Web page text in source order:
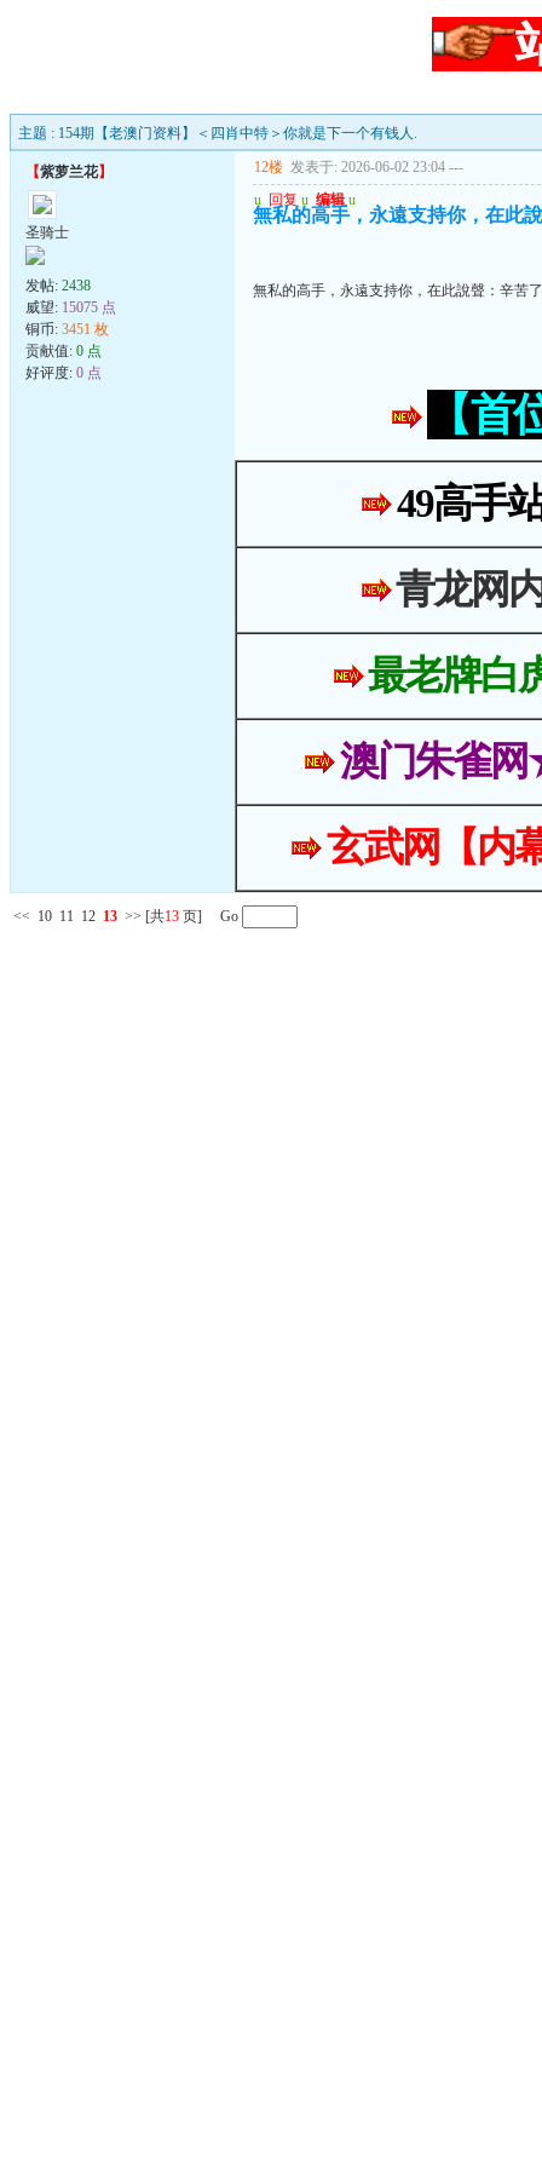
主题 : 154期【老澳门资料】＜四肖中特＞你就是下一个有钱人.
【紫萝兰花】
圣骑士
发帖: 2438
威望: 15075 点
铜币: 3451 枚
贡献值: 0 点
好评度: 0 点
12楼 发表于: 2026-06-02 23:04 ---
u 回复 u 编辑 u
無私的高手，永遠支持你，在此
無私的高手，永遠支持你，在此說聲：辛苦了
【
49高手
青龙网
最老牌白
澳门朱雀
玄武网【内
<< 10 11 12 13 >> [共13 页] Go